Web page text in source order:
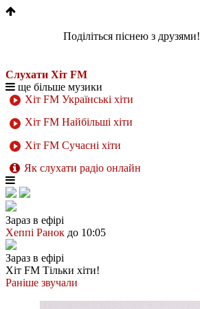
Поділіться піснею з друзями!
Слухати Хіт FM
ще більше музики
Хіт FM Українські хіти
Хіт FM Найбільші хіти
Хіт FM Сучасні хіти
Як слухати радіо онлайн
Зараз в ефірі
Хеппі Ранок до 10:05
Зараз в ефірі
Хіт FM Тільки хіти!
Раніше звучали